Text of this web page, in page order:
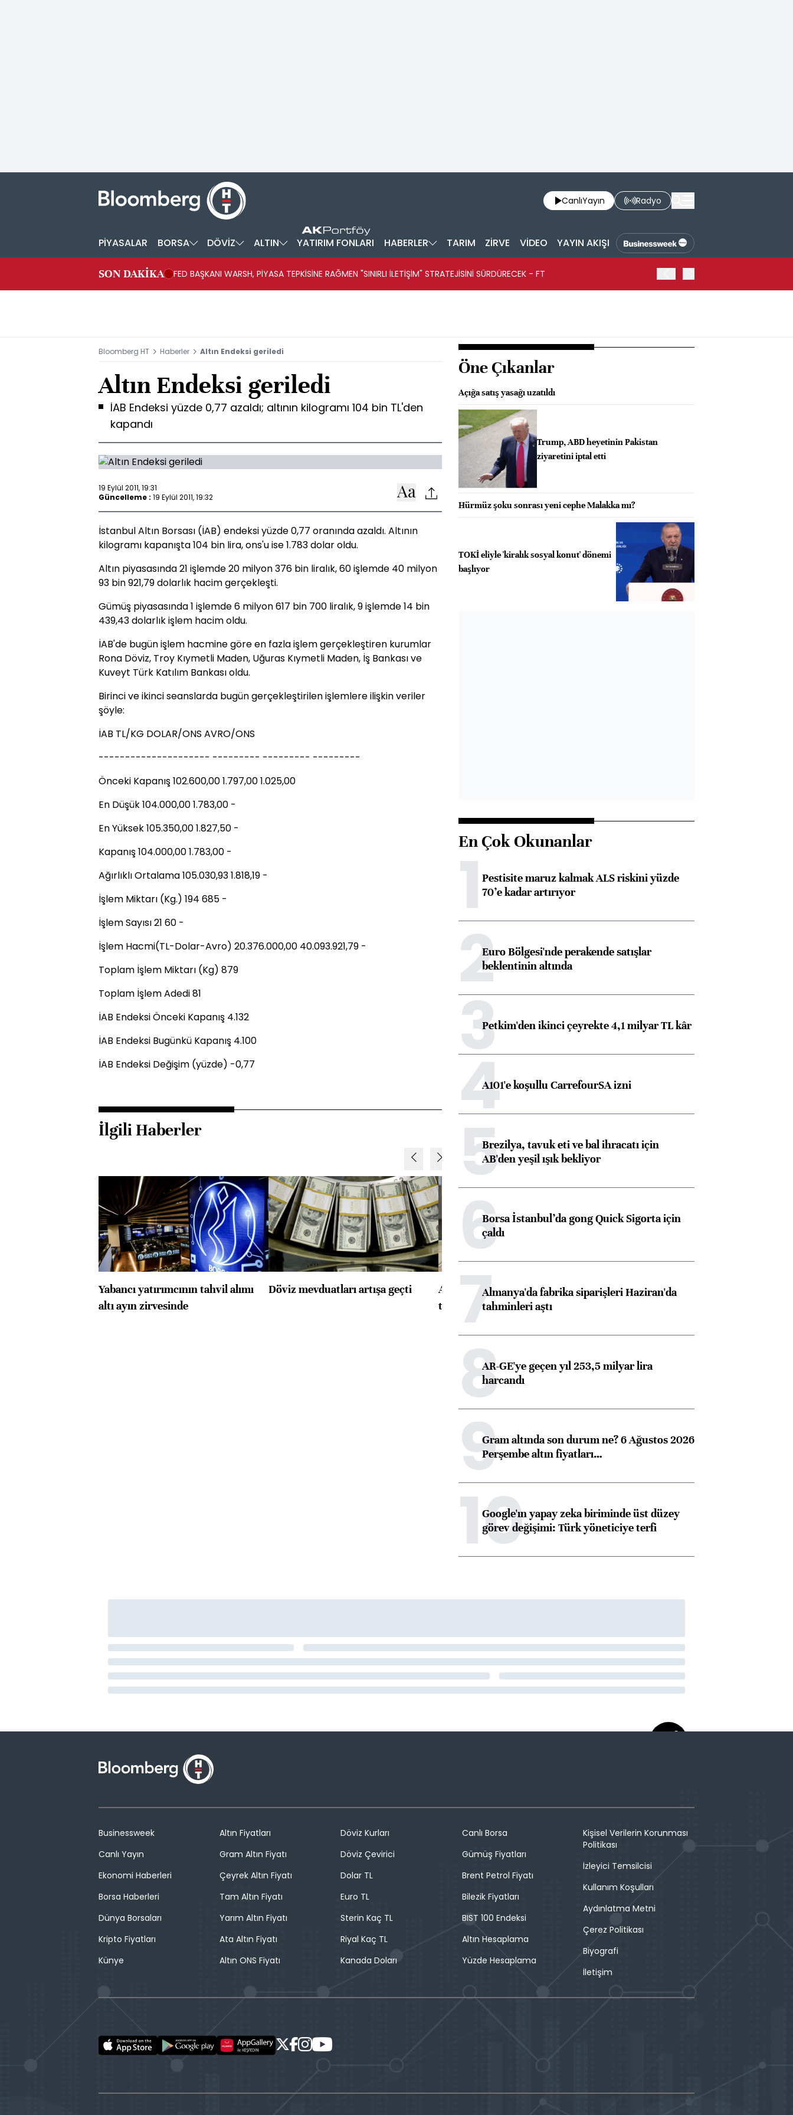
CanlıYayın Radyo
PİYASALAR BORSA DÖVİZ ALTIN YATIRIM FONLARI HABERLER TARIM ZİRVE VİDEO YAYIN AKIŞI
SON DAKİKA FED BAŞKANI WARSH, PİYASA TEPKİSİNE RAĞMEN "SINIRLI İLETİŞİM" STRATEJİSİNİ SÜRDÜRECEK - FT
Bloomberg HT Haberler Altın Endeksi geriledi
Altın Endeksi geriledi
İAB Endeksi yüzde 0,77 azaldı; altının kilogramı 104 bin TL'den
kapandı
19 Eylül 2011, 19:31
Güncelleme : 19 Eylül 2011, 19:32
İstanbul Altın Borsası (İAB) endeksi yüzde 0,77 oranında azaldı. Altının
kilogramı kapanışta 104 bin lira, ons'u ise 1.783 dolar oldu.
Altın piyasasında 21 işlemde 20 milyon 376 bin liralık, 60 işlemde 40 milyon
93 bin 921,79 dolarlık hacim gerçekleşti.
Gümüş piyasasında 1 işlemde 6 milyon 617 bin 700 liralık, 9 işlemde 14 bin
439,43 dolarlık işlem hacim oldu.
İAB'de bugün işlem hacmine göre en fazla işlem gerçekleştiren kurumlar
Rona Döviz, Troy Kıymetli Maden, Uğuras Kıymetli Maden, İş Bankası ve
Kuveyt Türk Katılım Bankası oldu.
Birinci ve ikinci seanslarda bugün gerçekleştirilen işlemlere ilişkin veriler
şöyle:
İAB TL/KG DOLAR/ONS AVRO/ONS
--------------------- --------- --------- ---------
Önceki Kapanış 102.600,00 1.797,00 1.025,00
En Düşük 104.000,00 1.783,00 -
En Yüksek 105.350,00 1.827,50 -
Kapanış 104.000,00 1.783,00 -
Ağırlıklı Ortalama 105.030,93 1.818,19 -
İşlem Miktarı (Kg.) 194 685 -
İşlem Sayısı 21 60 -
İşlem Hacmi(TL-Dolar-Avro) 20.376.000,00 40.093.921,79 -
Toplam İşlem Miktarı (Kg) 879
Toplam İşlem Adedi 81
İAB Endeksi Önceki Kapanış 4.132
İAB Endeksi Bugünkü Kapanış 4.100
İAB Endeksi Değişim (yüzde) -0,77
İlgili Haberler
Yabancı yatırımcının tahvil alımı
altı ayın zirvesinde
Döviz mevduatları artışa geçti
ABD'de konut başlangıçları
toparlandı
konusunda Unicredit ile
görüşmelere hazırlanıyor
Öne Çıkanlar
Açığa satış yasağı uzatıldı
Trump, ABD heyetinin Pakistan
ziyaretini iptal etti
Hürmüz şoku sonrası yeni cephe Malakka mı?
TOKİ eliyle 'kiralık sosyal konut' dönemi
başlıyor
En Çok Okunanlar
1Pestisite maruz kalmak ALS riskini yüzde
70’e kadar artırıyor
2Euro Bölgesi'nde perakende satışlar
beklentinin altında
3Petkim'den ikinci çeyrekte 4,1 milyar TL kâr
4A101'e koşullu CarrefourSA izni
5Brezilya, tavuk eti ve bal ihracatı için
AB'den yeşil ışık bekliyor
6Borsa İstanbul’da gong Quick Sigorta için
çaldı
7Almanya'da fabrika siparişleri Haziran'da
tahminleri aştı
8AR-GE'ye geçen yıl 253,5 milyar lira
harcandı
9Gram altında son durum ne? 6 Ağustos 2026
Perşembe altın fiyatları…
10
Google'ın yapay zeka biriminde üst düzey
görev değişimi: Türk yöneticiye terfi
Businessweek
Canlı Yayın
Ekonomi Haberleri
Borsa Haberleri
Dünya Borsaları
Kripto Fiyatları
Künye
Altın Fiyatları
Gram Altın Fiyatı
Çeyrek Altın Fiyatı
Tam Altın Fiyatı
Yarım Altın Fiyatı
Ata Altın Fiyatı
Altın ONS Fiyatı
Döviz Kurları
Döviz Çevirici
Dolar TL
Euro TL
Sterin Kaç TL
Riyal Kaç TL
Kanada Doları
Canlı Borsa
Gümüş Fiyatları
Brent Petrol Fiyatı
Bilezik Fiyatları
BIST 100 Endeksi
Altın Hesaplama
Yüzde Hesaplama
Kişisel Verilerin Korunması
Politikası
İzleyici Temsilcisi
Kullanım Koşulları
Aydınlatma Metni
Çerez Politikası
Biyografi
İletişim